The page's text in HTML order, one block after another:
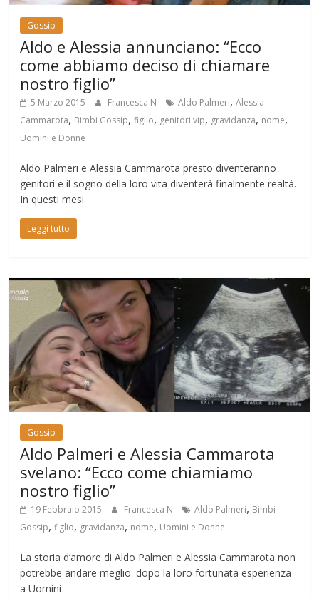
Gossip
Aldo e Alessia annunciano: “Ecco
come abbiamo deciso di chiamare
nostro figlio”
5 Marzo 2015 Francesca N Aldo Palmeri,Alessia
Cammarota, Bimbi Gossip,figlio, genitori vip, gravidanza, nome,
Uomini e Donne
Aldo Palmeri e Alessia Cammarota presto diventeranno
genitori e il sogno della loro vita diventerà finalmente realtà.
In questi mesi
Leggi tutto
Gossip
Aldo Palmeri e Alessia Cammarota
svelano: “Ecco come chiamiamo
nostro figlio”
19 Febbraio 2015 Francesca N Aldo Palmeri, Bimbi
Gossip,figlio, gravidanza, nome, Uomini e Donne
La storia d’amore di Aldo Palmeri e Alessia Cammarota non
potrebbe andare meglio: dopo la loro fortunata esperienza
a Uomini